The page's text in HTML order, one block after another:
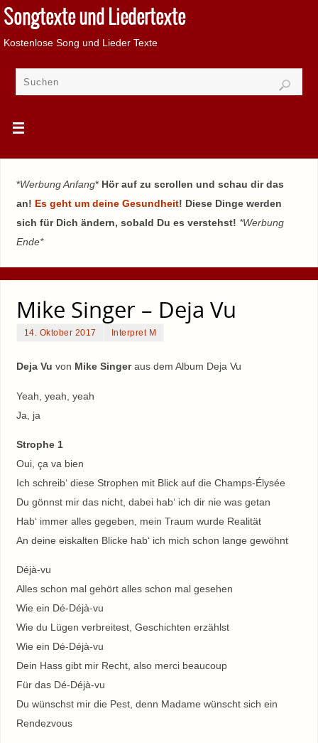
Songtexte und Liedertexte
Kostenlose Song und Lieder Texte
*Werbung Anfang* Hör auf zu scrollen und schau dir das
an! Es geht um deine Gesundheit! Diese Dinge werden
sich für Dich ändern, sobald Du es verstehst! *Werbung
Ende*
Mike Singer – Deja Vu
14. Oktober 2017 Interpret M
Deja Vu von Mike Singeraus dem Album Deja Vu
Yeah, yeah, yeah
Ja, ja
Strophe 1
Oui, ça va bien
Ich schreib‘ diese Strophen mit Blick auf die Champs-Élysée
Du gönnst mir das nicht, dabei hab‘ ich dir nie was getan
Hab‘ immer alles gegeben, mein Traum wurde Realität
An deine eiskalten Blicke hab‘ ich mich schon lange gewöhnt
Déjà-vu
Alles schon mal gehört alles schon mal gesehen
Wie ein Dé-Déjà-vu
Wie du Lügen verbreitest, Geschichten erzählst
Wie ein Dé-Déjà-vu
Dein Hass gibt mir Recht, also merci beaucoup
Für das Dé-Déjà-vu
Du wünschst mir die Pest, denn Madame wünscht sich ein
Rendezvous